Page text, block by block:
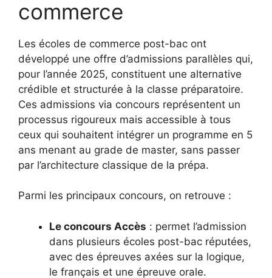
commerce
Les écoles de commerce post-bac ont
développé une offre d’admissions parallèles qui,
pour l’année 2025, constituent une alternative
crédible et structurée à la classe préparatoire.
Ces admissions via concours représentent un
processus rigoureux mais accessible à tous
ceux qui souhaitent intégrer un programme en 5
ans menant au grade de master, sans passer
par l’architecture classique de la prépa.
Parmi les principaux concours, on retrouve :
Le concours Accès : permet l’admission
dans plusieurs écoles post-bac réputées,
avec des épreuves axées sur la logique,
le français et une épreuve orale.